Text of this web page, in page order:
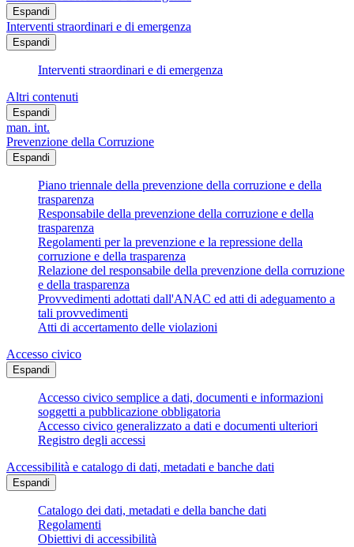
Espandi
Interventi straordinari e di emergenza
Espandi
Interventi straordinari e di emergenza
Altri contenuti
Espandi
man. int.
Prevenzione della Corruzione
Espandi
Piano triennale della prevenzione della corruzione e della
trasparenza
Responsabile della prevenzione della corruzione e della
trasparenza
Regolamenti per la prevenzione e la repressione della
corruzione e della trasparenza
Relazione del responsabile della prevenzione della corruzione
e della trasparenza
Provvedimenti adottati dall'ANAC ed atti di adeguamento a
tali provvedimenti
Atti di accertamento delle violazioni
Accesso civico
Espandi
Accesso civico semplice a dati, documenti e informazioni
soggetti a pubblicazione obbligatoria
Accesso civico generalizzato a dati e documenti ulteriori
Registro degli accessi
Accessibilità e catalogo di dati, metadati e banche dati
Espandi
Catalogo dei dati, metadati e della banche dati
Regolamenti
Obiettivi di accessibilità